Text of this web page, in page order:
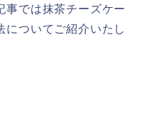
事では抹茶チーズケー
についてご紹介いたし